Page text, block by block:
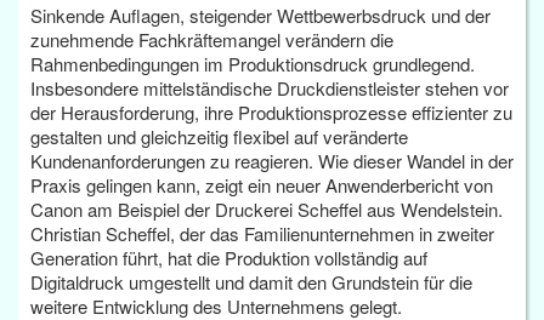
Sinkende Auflagen, steigender Wettbewerbsdruck und der
zunehmende Fachkräftemangel verändern die
Rahmenbedingungen im Produktionsdruck grundlegend.
Insbesondere mittelständische Druckdienstleister stehen vor
der Herausforderung, ihre Produktionsprozesse effizienter zu
gestalten und gleichzeitig flexibel auf veränderte
Kundenanforderungen zu reagieren. Wie dieser Wandel in der
Praxis gelingen kann, zeigt ein neuer Anwenderbericht von
Canon am Beispiel der Druckerei Scheffel aus Wendelstein.
Christian Scheffel, der das Familienunternehmen in zweiter
Generation führt, hat die Produktion vollständig auf
Digitaldruck umgestellt und damit den Grundstein für die
weitere Entwicklung des Unternehmens gelegt.